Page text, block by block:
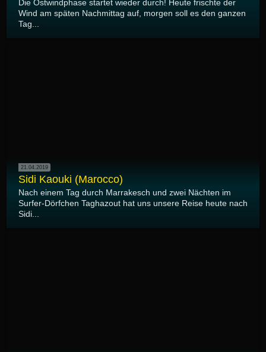
Die Ostwindphase startet wieder durch! Heute frischte der
Wind am späten Nachmittag auf, morgen soll es den ganzen
Tag...
21.04.2019
Sidi Kaouki (Marocco)
Nach einem Tag durch Marrakesch und zwei Nächten im
Surfer-Dörfchen Taghazout hat uns unsere Reise heute nach
Sidi...